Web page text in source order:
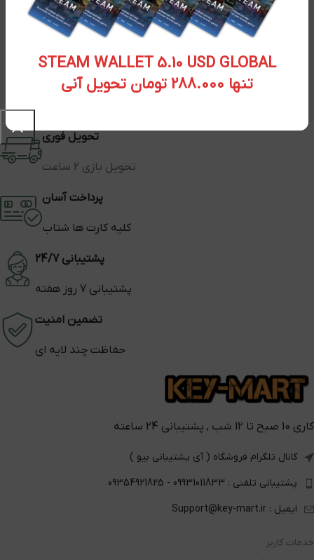
STEAM WALLET 5.10 USD GLOBAL
تنها 288.000 تومان تحویل آنی
تحویل فوری
تحویل بازی 2 ساعت
پرداخت آسان
کلیه کارت ها شتاب
پشتیبانی 24/7
پشتیبانی 7 روز هفته
تضمین امنیت
حفاظت چند لایه ای
کاری 10 صبح تا 12 شب , پشتیبانی 24 ساعته
کانال تلگرام فروشگاه ( آی پشتیبانی بیو )
پشتیبانی تلفنی : 09931011833 - 09354921825
ایمیل : Support@key-mart.ir
خدمات کاربر